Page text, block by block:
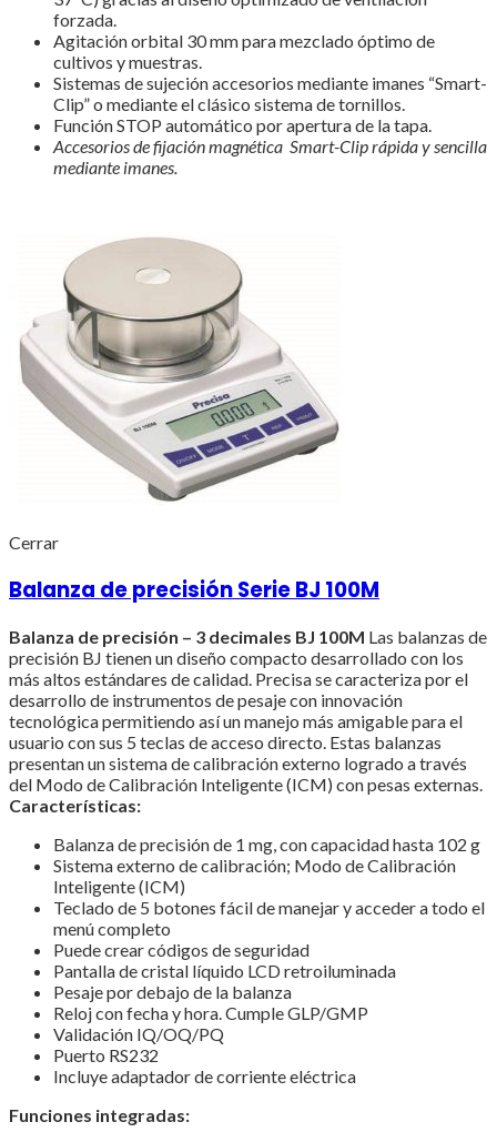
forzada.
Agitación orbital 30 mm para mezclado óptimo de
cultivos y muestras.
Sistemas de sujeción accesorios mediante imanes “Smart-
Clip” o mediante el clásico sistema de tornillos.
Función STOP automático por apertura de la tapa.
Accesorios de fijación magnética Smart-Clip rápida y sencilla
mediante imanes.
Cerrar
Balanza de precisión Serie BJ 100M
Balanza de precisión – 3 decimales BJ 100M Las balanzas de
precisión BJ tienen un diseño compacto desarrollado con los
más altos estándares de calidad. Precisa se caracteriza por el
desarrollo de instrumentos de pesaje con innovación
tecnológica permitiendo así un manejo más amigable para el
usuario con sus 5 teclas de acceso directo. Estas balanzas
presentan un sistema de calibración externo logrado a través
del Modo de Calibración Inteligente (ICM) con pesas externas.
Características:
Balanza de precisión de 1 mg, con capacidad hasta 102 g
Sistema externo de calibración; Modo de Calibración
Inteligente (ICM)
Teclado de 5 botones fácil de manejar y acceder a todo el
menú completo
Puede crear códigos de seguridad
Pantalla de cristal líquido LCD retroiluminada
Pesaje por debajo de la balanza
Reloj con fecha y hora. Cumple GLP/GMP
Validación IQ/OQ/PQ
Puerto RS232
Incluye adaptador de corriente eléctrica
Funciones integradas: